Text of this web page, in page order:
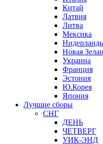
Китай
Латвия
Литва
Мексика
Новая
Украина
Франция
Эстония
Ю.Корея
Япония
Лучшие сборы
СНГ
ДЕНЬ
ЧЕТВЕРГ
УИК-ЭНД